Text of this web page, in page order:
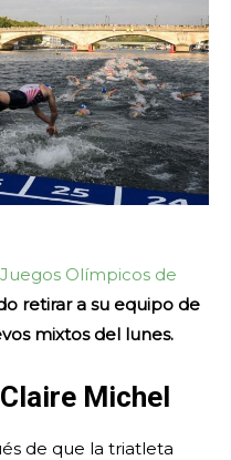
Juegos Olímpicos de
retirar a su equipo de
mixtos del lunes.
Michel
de que la triatleta